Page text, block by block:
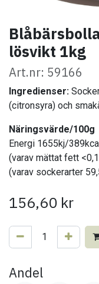
lösvikt 1kg
Art.nr: 59166
Ingredienser:
(citronsyra) och
Näringsvärde/100g
Energi 1655kj/
(varav mättat fett
(varav sockerarter
156,60 kr
Andel